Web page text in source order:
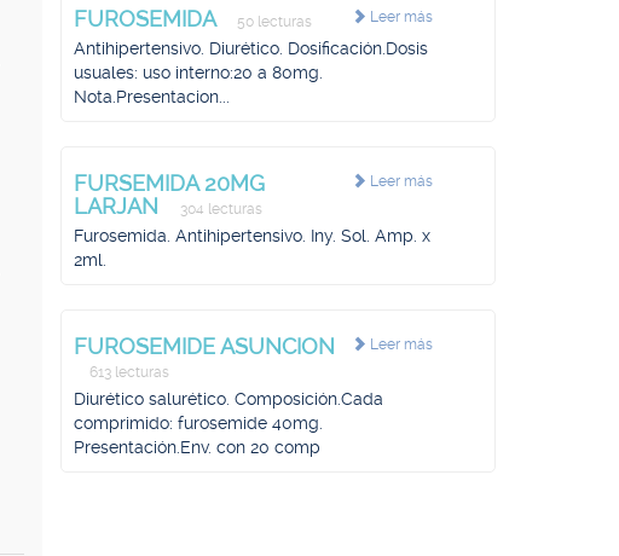
Leer más
FUROSEMIDA 50 lecturas
Antihipertensivo. Diurético. Dosificación.Dosis
usuales: uso interno:20 a 80mg.
Nota.Presentacion...
Leer más
FURSEMIDA 20MG
LARJAN
304 lecturas
Furosemida. Antihipertensivo. Iny. Sol. Amp. x
2ml.
Leer más
FUROSEMIDE ASUNCION
613 lecturas
Diurético salurético. Composición.Cada
comprimido: furosemide 40mg.
Presentación.Env. con 20 comp